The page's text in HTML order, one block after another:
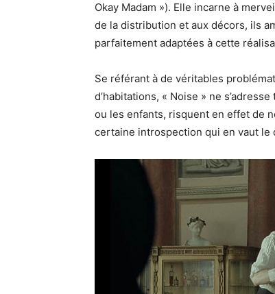
Okay Madam »). Elle incarne à
de la distribution et aux décors, ils
parfaitement adaptées à cette
Se référant à de véritables
d’habitations, « Noise » ne
ou les enfants, risquent en effet de
certaine introspection qui en vaut le